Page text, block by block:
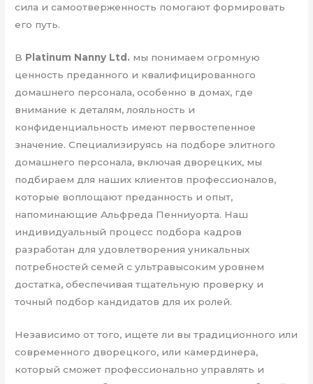
сила и самоотверженность помогают формировать
его путь.
В Platinum Nanny Ltd. мы понимаем огромную
ценность преданного и квалифицированного
домашнего персонала, особенно в домах, где
внимание к деталям, лояльность и
конфиденциальность имеют первостепенное
значение. Специализируясь на подборе элитного
домашнего персонала, включая дворецких, мы
подбираем для наших клиентов профессионалов,
которые воплощают преданность и опыт,
напоминающие Альфреда Пенниуорта. Наш
индивидуальный процесс подбора кадров
разработан для удовлетворения уникальных
потребностей семей с ультравысоким уровнем
достатка, обеспечивая тщательную проверку и
точный подбор кандидатов для их ролей.
Независимо от того, ищете ли вы традиционного или
современного дворецкого, или камердинера,
который сможет профессионально управлять и